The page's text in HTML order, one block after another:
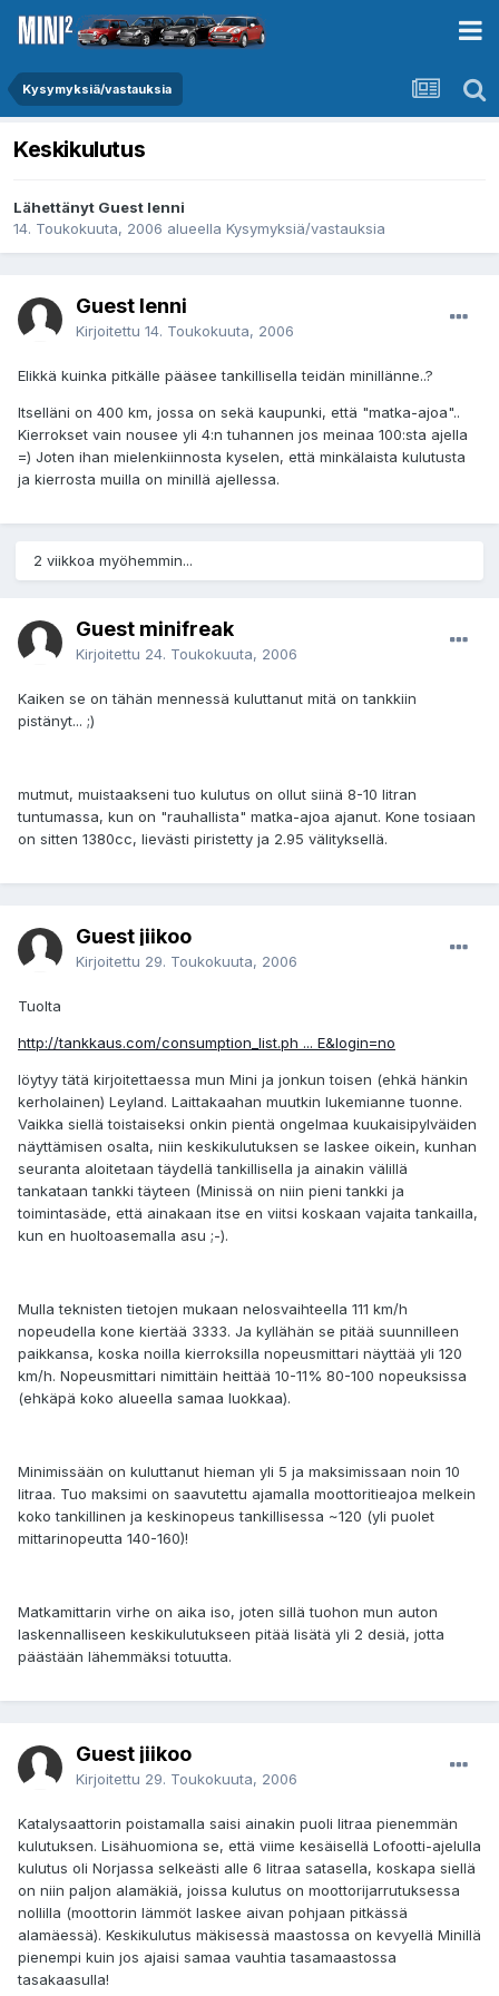
Kysymyksiä/vastauksia
Keskikulutus
Lähettänyt Guest lenni
14. Toukokuuta, 2006 alueella Kysymyksiä/vastauksia
Guest lenni
Kirjoitettu 14. Toukokuuta, 2006
Elikkä kuinka pitkälle pääsee tankillisella teidän minillänne..?
Itselläni on 400 km, jossa on sekä kaupunki, että "matka-ajoa"..
Kierrokset vain nousee yli 4:n tuhannen jos meinaa 100:sta ajella
=) Joten ihan mielenkiinnosta kyselen, että minkälaista kulutusta
ja kierrosta muilla on minillä ajellessa.
2 viikkoa myöhemmin...
Guest minifreak
Kirjoitettu 24. Toukokuuta, 2006
Kaiken se on tähän mennessä kuluttanut mitä on tankkiin
pistänyt... ;)
mutmut, muistaakseni tuo kulutus on ollut siinä 8-10 litran
tuntumassa, kun on "rauhallista" matka-ajoa ajanut. Kone tosiaan
on sitten 1380cc, lievästi piristetty ja 2.95 välityksellä.
Guest jiikoo
Kirjoitettu 29. Toukokuuta, 2006
Tuolta
http://tankkaus.com/consumption_list.ph ... E&login=no
löytyy tätä kirjoitettaessa mun Mini ja jonkun toisen (ehkä hänkin
kerholainen) Leyland. Laittakaahan muutkin lukemianne tuonne.
Vaikka siellä toistaiseksi onkin pientä ongelmaa kuukaisipylväiden
näyttämisen osalta, niin keskikulutuksen se laskee oikein, kunhan
seuranta aloitetaan täydellä tankillisella ja ainakin välillä
tankataan tankki täyteen (Minissä on niin pieni tankki ja
toimintasäde, että ainakaan itse en viitsi koskaan vajaita tankailla,
kun en huoltoasemalla asu ;-).
Mulla teknisten tietojen mukaan nelosvaihteella 111 km/h
nopeudella kone kiertää 3333. Ja kyllähän se pitää suunnilleen
paikkansa, koska noilla kierroksilla nopeusmittari näyttää yli 120
km/h. Nopeusmittari nimittäin heittää 10-11% 80-100 nopeuksissa
(ehkäpä koko alueella samaa luokkaa).
Minimissään on kuluttanut hieman yli 5 ja maksimissaan noin 10
litraa. Tuo maksimi on saavutettu ajamalla moottoritieajoa melkein
koko tankillinen ja keskinopeus tankillisessa ~120 (yli puolet
mittarinopeutta 140-160)!
Matkamittarin virhe on aika iso, joten sillä tuohon mun auton
laskennalliseen keskikulutukseen pitää lisätä yli 2 desiä, jotta
päästään lähemmäksi totuutta.
Guest jiikoo
Kirjoitettu 29. Toukokuuta, 2006
Katalysaattorin poistamalla saisi ainakin puoli litraa pienemmän
kulutuksen. Lisähuomiona se, että viime kesäisellä Lofootti-ajelulla
kulutus oli Norjassa selkeästi alle 6 litraa satasella, koskapa siellä
on niin paljon alamäkiä, joissa kulutus on moottorijarrutuksessa
nollilla (moottorin lämmöt laskee aivan pohjaan pitkässä
alamäessä). Keskikulutus mäkisessä maastossa on kevyellä Minillä
pienempi kuin jos ajaisi samaa vauhtia tasamaastossa
tasakaasulla!